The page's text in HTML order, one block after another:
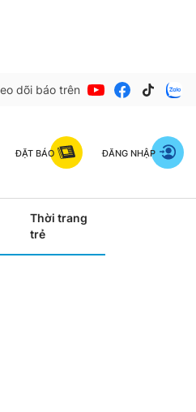
dõi báo trên
ĐẶT BÁO ĐĂNG NHẬP
Thời trang
trẻ